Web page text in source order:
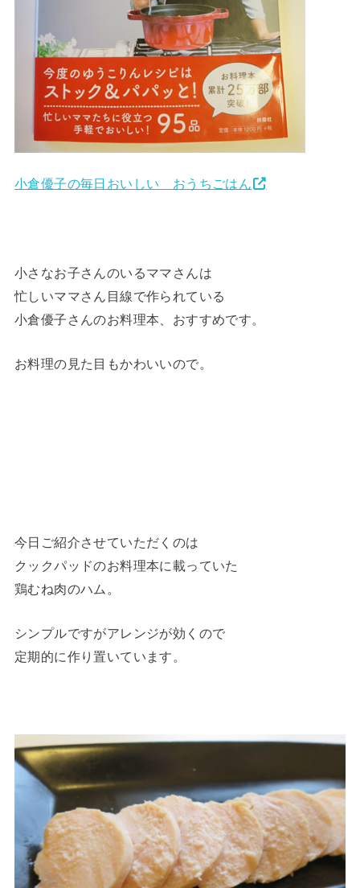
小倉優子の毎日おいしい おうちごはん
小さなお子さんのいるママさんは
忙しいママさん目線で作られている
小倉優子さんのお料理本、おすすめです。
お料理の見た目もかわいいので。
今日ご紹介させていただくのは
クックパッドのお料理本に載っていた
鶏むね肉のハム。
シンプルですがアレンジが効くので
定期的に作り置いています。